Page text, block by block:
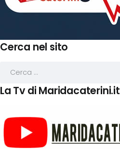
Cerca nel sito
La Tv di Maridacaterini.it